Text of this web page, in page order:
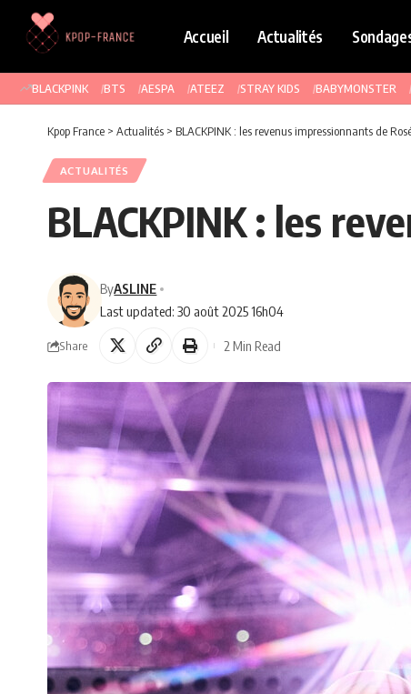
Accueil Actualités
BLACKPINK BTS AESPA ATEEZ STRAY KIDS BABYMONSTER
Kpop France > Actualités > BLACKPINK : les revenus impressionnants de
ACTUALITÉS
BLACKPINK : les
Last updated: 30 août 2025 16h04
ByASLINE
Share 2 Min Read